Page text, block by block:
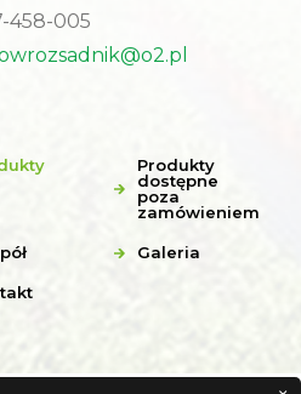
Produkty
dostępne
poza
zamówieniem
Galeria
458-005